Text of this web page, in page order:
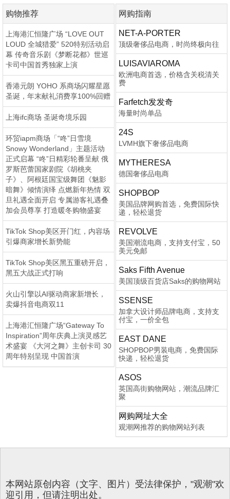
购物推荐
上海港汇恒隆广场 “LOVE OUT
LOUD 全城猎爱” 520特别活动启
幕 传奇音乐剧《梦断花都》世巡
卡司中国首秀独家上演
香港元朗 YOHO 系商场闪耀星愿
圣诞，年末献礼消费享100%回赠
上海ifc商场 圣诞奇境乐园
环贸iapm商场「“咚”日雪境
Snowy Wonderland」主题活动
正式启幕 “咚”日精彩轮番呈献 俄
罗斯芭蕾国家剧院《胡桃夹
子》、阿根廷国宝级舞团《魅影
暗舞》倾情演绎 点燃新年热情 双
旦礼遇全面开启 专属游客礼遇叠
加会员尊享 打造暖冬购物盛宴
TikTok Shop美区开门红，内容场
引爆商家增长新势能
TikTok Shop美区黑五重磅开启，
黑五大战正式打响
火山引擎以AI驱动商家新增长，
卖爆抖音电商双11
上海港汇恒隆广场“Gateway To
Inspiration”周年庆典上演灵感艺
术盛宴 《大河之舞》主创卡司 30
周年特别呈现 中国首演
网购指南
NET-A-PORTER
顶级奢侈品电商，时尚终极向往
LUISAVIAROMA
欧洲电商首选，价格含关税清关
费
Farfetch发发奇
海量时尚单品
24S
LVMH旗下奢侈品电商
MYTHERESA
德国奢侈品电商
SHOPBOP
美国品牌网购首选，免费国际快
递，轻松退货
REVOLVE
美国潮流电商，支持支付宝，50
美元免邮
Saks Fifth Avenue
美国顶级百货店Saks的购物网站
SSENSE
加拿大设计师品牌电商，支持支
付宝，一价全包
EAST DANE
SHOPBOP男装电商，免费国际
快递，轻松退货
ASOS
英国高街购物网站，潮流品牌汇
聚
网购网址大全
观潮网推荐的购物网站列表
本网站原创内容（文字、图片）受法律保护，"观潮"欢
迎引用，但请注明出处。